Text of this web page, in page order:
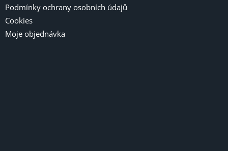
Podmínky ochrany osobních údajů
Cookies
Moje objednávka